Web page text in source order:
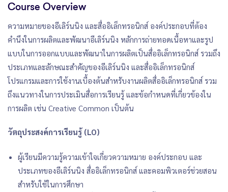
Course Overview
ความหมายของอีเลิร์นนิง และสื่ออิเล็กทรอนิกส์ องค์ประกอบที่ต้อง
คำนึงในการผลิตและพัฒนาอีเลิร์นนิง หลักการถ่ายทอดเนื้อหาและรูป
แบบในการออกแบบและพัฒนาในการผลิตเป็นสื่ออิเล็กทรอนิกส์ รวมถึง
ประเภทและลักษณะสำคัญของอีเลิร์นนิง และสื่ออิเล็กทรอนิกส์
โปรแกรมและการใช้งานเบื้องต้นสำหรับงานผลิตสื่ออิเล็กทรอนิกส์ รวม
ถึงแนวทางในการประเมินสื่อการเรียนรู้ และข้อกำหนดที่เกี่ยวข้องใน
การผลิต เช่น Creative Common เป็นต้น
วัตถุประสงค์การเรียนรู้ (LO)
ผู้เรียนมีความรู้ความเข้าใจเกี่ยวความหมาย องค์ประกอบ และ
ประเภทของอีเลิร์นนิง สื่ออิเล็กทรอนิกส์ และคอมพิวเตอร์ช่วยสอน
สำหรับใช้ในการศึกษา